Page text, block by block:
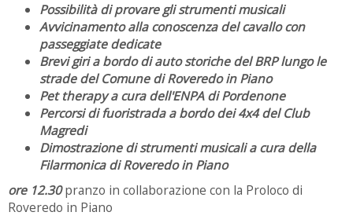
Possibilità di provare gli strumenti musicali
Avvicinamento alla conoscenza del cavallo con
passeggiate dedicate
Brevi giri a bordo di auto storiche del BRP lungo le
strade del Comune di Roveredo in Piano
Pet therapy a cura dell'ENPA di Pordenone
Percorsi di fuoristrada a bordo dei 4x4 del Club
Magredi
Dimostrazione di strumenti musicali a cura della
Filarmonica di Roveredo in Piano
ore 12.30pranzo in collaborazione con la Proloco di
Roveredo in Piano